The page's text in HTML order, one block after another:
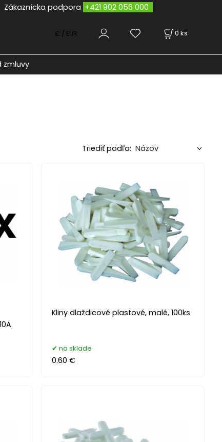
+421 902 056 000
0 ks
€ / EUR
zmluvy
Triediť podľa:
Kliny dlaždicové plastové, malé, 100ks
na sklade
0.60 €